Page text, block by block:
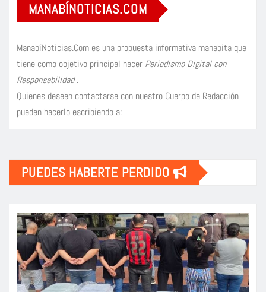
MANABÍNOTICIAS.COM
ManabíNoticias.Com es una propuesta informativa manabita que
tiene como objetivo principal hacer Periodismo Digital con
Responsabilidad.
Quienes deseen contactarse con nuestro Cuerpo de Redacción
pueden hacerlo escribiendo a:
PUEDES HABERTE PERDIDO